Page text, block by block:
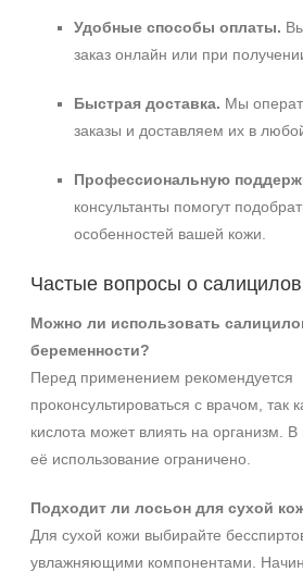
Удобные способы оплаты.
заказ онлайн или при
Быстрая доставка. Мы
заказы и доставляем их в
Профессиональную
консультанты помогут
особенностей вашей кожи.
Частые вопросы о
Можно ли использовать
беременности?
Перед применением рекомендуется
проконсультироваться с врачом, так
кислота может влиять на организм. В
её использование ограничено.
Подходит ли лосьон для сухой
Для сухой кожи выбирайте
увлажняющими компонентами.